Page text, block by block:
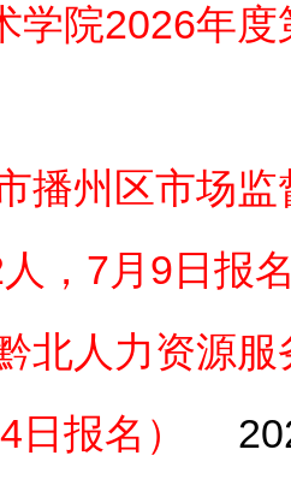
学院2026年
播州区市场
，7月9日报
北人力资源
报名）